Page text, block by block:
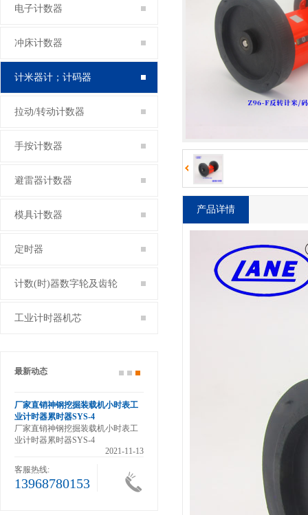
电子计数器
冲床计数器
计米器计；计码器
拉动/转动计数器
手按计数器
避雷器计数器
模具计数器
定时器
计数(时)器数字轮及齿轮
工业计时器机芯
最新动态
厂家直销神钢挖掘装载机小时表工
业计时器累时器SYS-4
厂家直销神钢挖掘装载机小时表工
业计时器累时器SYS-4
2021-11-13
客服热线:
13968780153
产品详情